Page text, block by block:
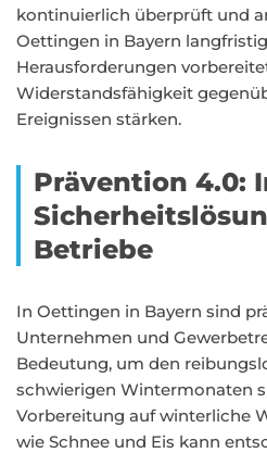
kontinuierlich überprüft und
Oettingen in Bayern
Herausforderungen
Widerstandsfähigkeit
Ereignissen stärken.
Prävention 4.0:
Betriebe
In Oettingen in Bayern sind
Unternehmen und
Bedeutung, um den
schwierigen Wintermonaten
Vorbereitung auf winterliche
wie Schnee und Eis kann